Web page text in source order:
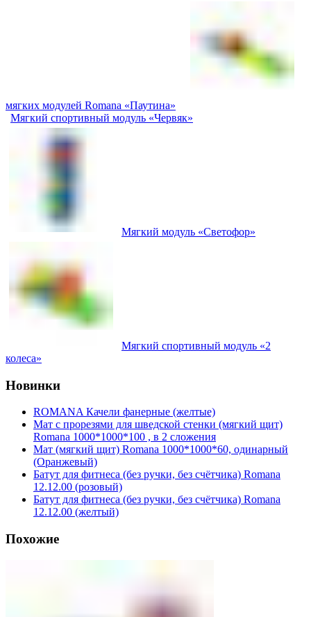
мягких модулей Romana «Паутина»
Мягкий спортивный модуль «Червяк»
Мягкий модуль «Светофор»
Мягкий спортивный модуль «2
колеса»
Новинки
ROMANA Качели фанерные (желтые)
Мат с прорезями для шведской стенки (мягкий щит)
Romana 1000*1000*100 , в 2 сложения
Мат (мягкий щит) Romana 1000*1000*60, одинарный
(Оранжевый)
Батут для фитнеса (без ручки, без счётчика) Romana
12.12.00 (розовый)
Батут для фитнеса (без ручки, без счётчика) Romana
12.12.00 (желтый)
Похожие